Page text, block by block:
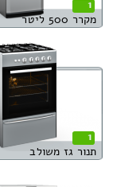
1
מקרר 500 ליטר
1
תנור גז משולב